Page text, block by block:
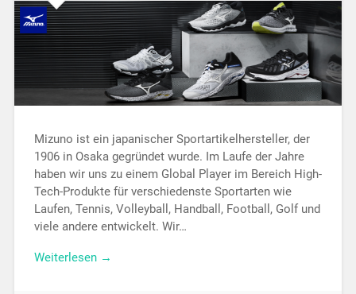
Mizuno ist ein japanischer Sportartikelhersteller, der
1906 in Osaka gegründet wurde. Im Laufe der Jahre
haben wir uns zu einem Global Player im Bereich High-
Tech-Produkte für verschiedenste Sportarten wie
Laufen, Tennis, Volleyball, Handball, Football, Golf und
viele andere entwickelt. Wir…
Weiterlesen →